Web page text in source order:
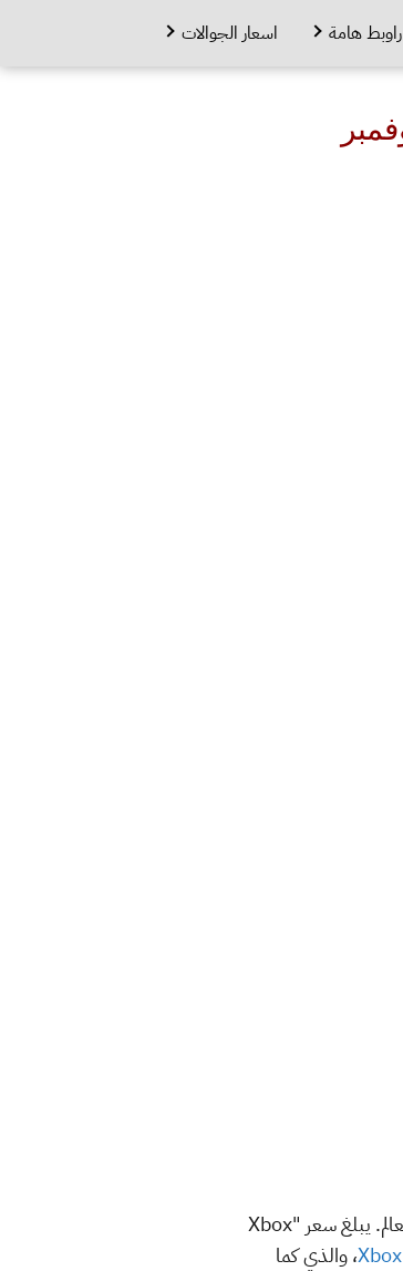
راوبط هامة اسعار الجوالات
أعلنت شركة مايكروسوفت أخيرًا عن موعد إطلاق وسعر جهاز Xbox Series X الذي يتطلع إليه العديد من اللاعبين حول العالم. يبلغ سعر "Xbox
XboxSeries S، والذي كما